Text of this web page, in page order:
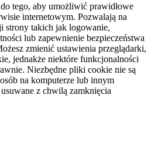
tego, aby umożliwić prawidłowe
internetowym. Pozwalają na
strony takich jak logowanie,
lub zapewnienie bezpieczeństwa
zmienić ustawienia przeglądarki,
jednakże niektóre funkcjonalności
Niezbędne pliki cookie nie są
na komputerze lub innym
z chwilą zamknięcia